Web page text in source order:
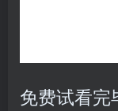
免费试看完